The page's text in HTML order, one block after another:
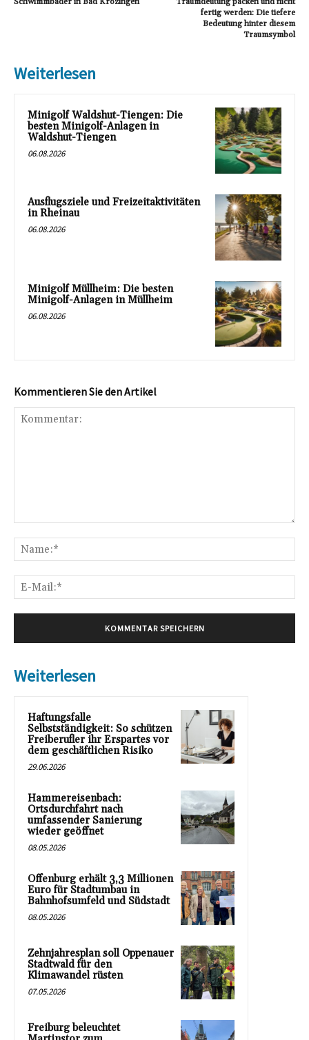
fertig werden: Die tiefere
Bedeutung hinter diesem
Traumsymbol
Weiterlesen
Minigolf Waldshut-Tiengen: Die
besten Minigolf-Anlagen in
Waldshut-Tiengen
06.08.2026
Ausflugsziele und Freizeitaktivitäten
in Rheinau
06.08.2026
Minigolf Müllheim: Die besten
Minigolf-Anlagen in Müllheim
06.08.2026
Kommentieren Sie den Artikel
Weiterlesen
Haftungsfalle
Selbstständigkeit: So schützen
Freiberufler ihr Erspartes vor
dem geschäftlichen Risiko
29.06.2026
Hammereisenbach:
Ortsdurchfahrt nach
umfassender Sanierung
wieder geöffnet
08.05.2026
Offenburg erhält 3,3 Millionen
Euro für Stadtumbau in
Bahnhofsumfeld und Südstadt
08.05.2026
Zehnjahresplan soll Oppenauer
Stadtwald für den
Klimawandel rüsten
07.05.2026
Freiburg beleuchtet